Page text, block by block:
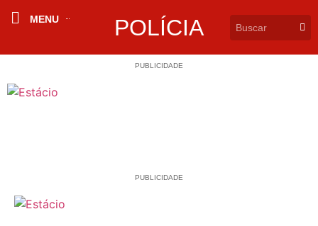
MENU POLÍCIA
PUBLICIDADE
PUBLICIDADE